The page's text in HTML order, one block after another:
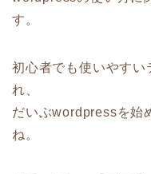
す。
初心者でも使いやすい
れ、
だいぶwordpressを始
ね。